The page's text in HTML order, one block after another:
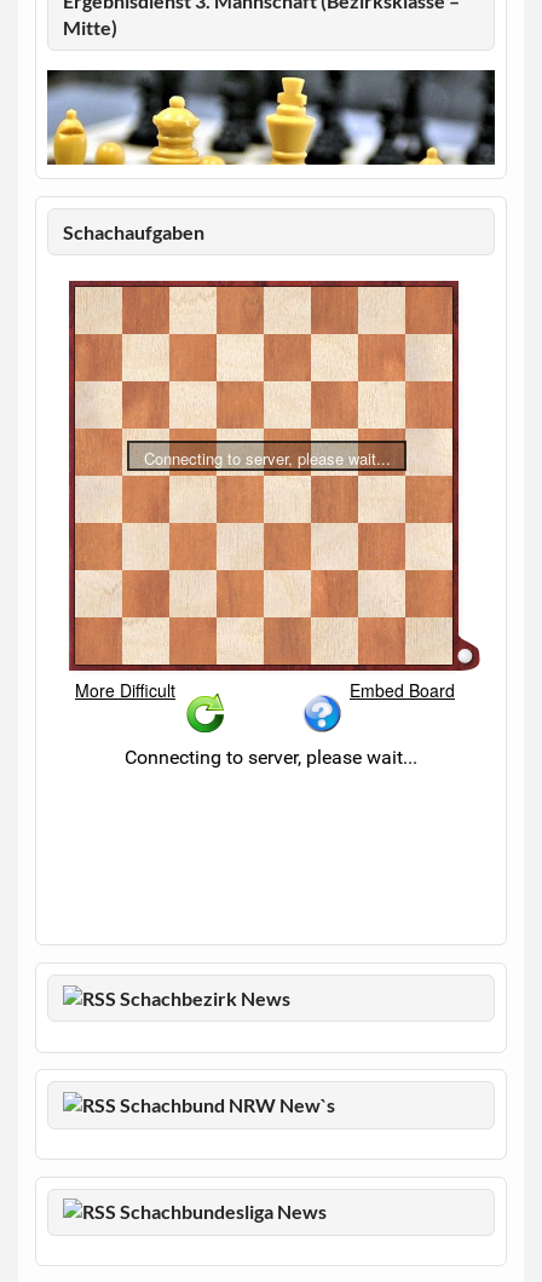
Mitte)
Schachaufgaben
Schachbezirk News
Schachbund NRW New`s
Schachbundesliga News